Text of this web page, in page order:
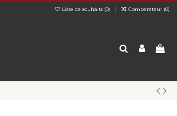
Liste de souhaits (0) Comparateur (0)